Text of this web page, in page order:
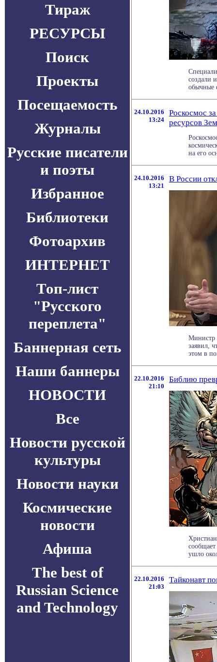
Тираж
РЕСУРСЫ
Поиск
Проекты
Посещаемость
Журналы
Русские писатели
и поэты
Избранное
Библиотеки
Фотоархив
ИНТЕРНЕТ
Топ-лист
"Русского
переплета"
Баннерная сеть
Наши баннеры
НОВОСТИ
Все
Новости русской
культуры
Новости науки
Космические
новости
Афиша
The best of
Russian Science
and Technology
создали
обычные
24.10.2016
13:24
Роскосмос
ресурсов
на его
24.10.2016
13:21
В России
Министр
заявил,
этом в
22.10.2016
21:10
Библию
ушло
22.10.2016
21:03
Тайконавт